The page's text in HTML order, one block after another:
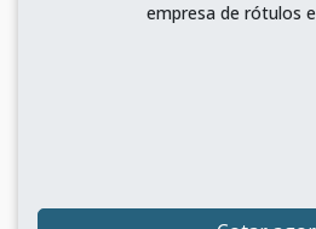
empresa de rótulos